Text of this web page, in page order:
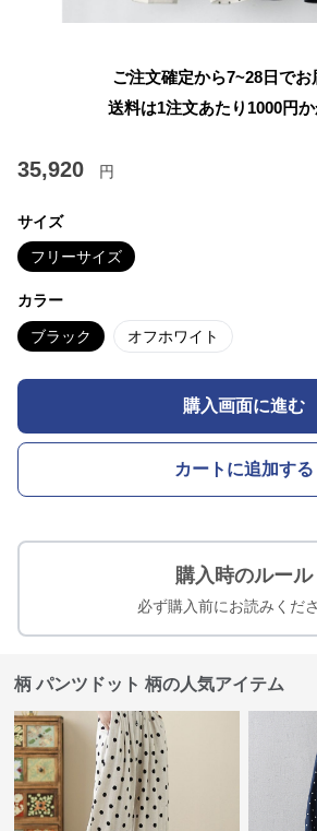
ご注文確定から7~28日でお
送料は1注文あたり 1000円
35,920 円
サイズ
フリーサイズ
カラー
ブラック オフホワイト
購入画面に進む
カートに追加する
購入時のルール
必ず購入前にお読みくださ
柄 パンツドット 柄の人気アイテム